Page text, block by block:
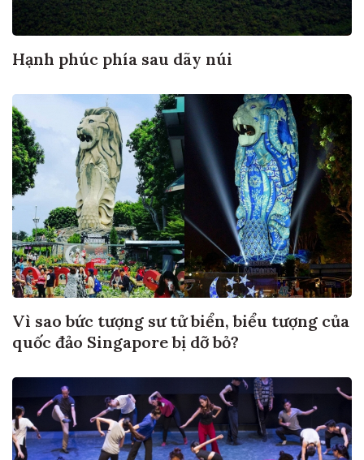
Hạnh phúc phía sau dãy núi
Vì sao bức tượng sư tử biển, biểu tượng của
quốc đảo Singapore bị dỡ bỏ?